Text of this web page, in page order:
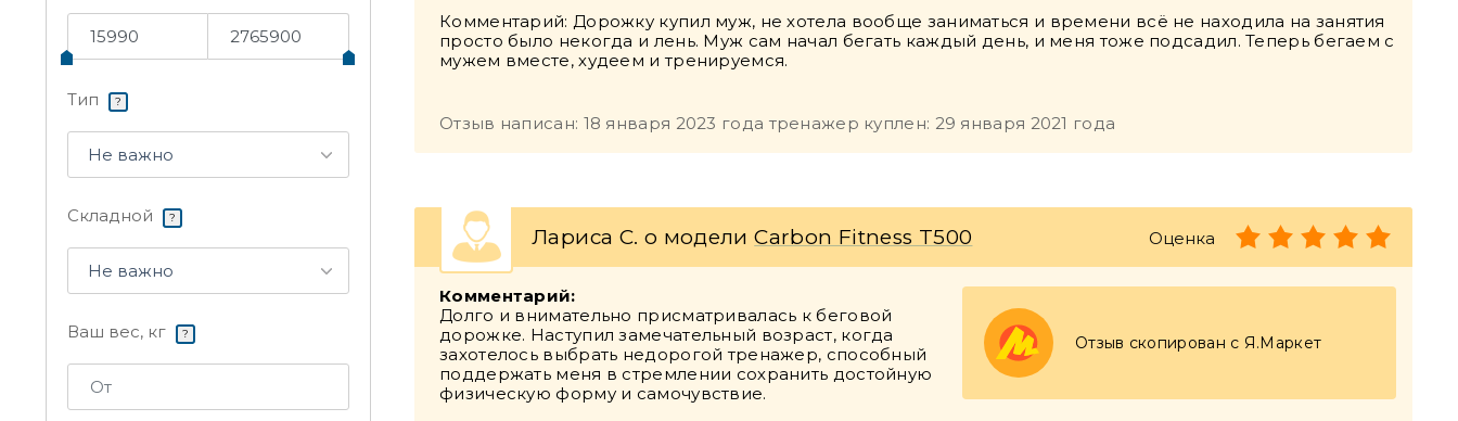
Тип ?
Не важно
Складной ?
Не важно
Ваш вес, кг ?
Комментарий: Дорожку купил муж, не хотела вообще заниматься и времени всё не находила на занятия
просто было некогда и лень. Муж сам начал бегать каждый день, и меня тоже подсадил. Теперь бегаем с
мужем вместе, худеем и тренируемся.
Отзыв написан: 18 января 2023 года тренажер куплен: 29 января 2021 года
Лариса С. о модели Carbon Fitness T500 Оценка
Отзыв скопирован с Я.Маркет
Комментарий:
Долго и внимательно присматривалась к беговой
дорожке. Наступил замечательный возраст, когда
захотелось выбрать недорогой тренажер, способный
поддержать меня в стремлении сохранить достойную
физическую форму и самочувствие.